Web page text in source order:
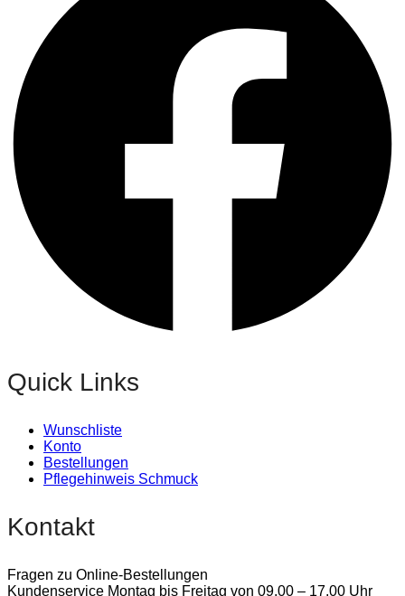
Quick Links
Wunschliste
Konto
Bestellungen
Pflegehinweis Schmuck
Kontakt
Fragen zu Online-Bestellungen
Kundenservice Montag bis Freitag von 09.00 – 17.00 Uhr